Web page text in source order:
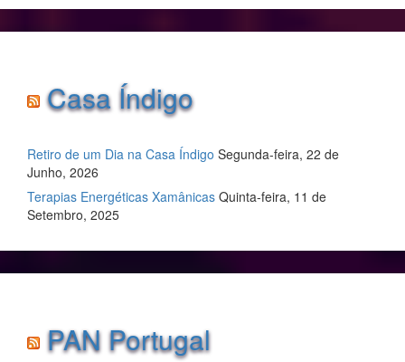
Casa Índigo
Retiro de um Dia na Casa Índigo Segunda-feira, 22 de
Junho, 2026
Terapias Energéticas Xamânicas Quinta-feira, 11 de
Setembro, 2025
PAN Portugal